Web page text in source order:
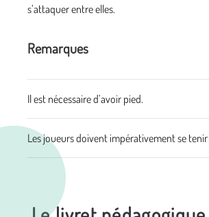
s’attaquer entre elles.
Remarques
Il est nécessaire d’avoir pied.
Les joueurs doivent impérativement se tenir